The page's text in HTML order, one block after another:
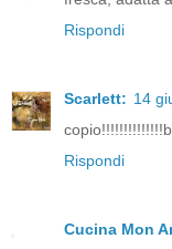
Rispondi
Scarlett: 14
Rispondi
Cucina Mon